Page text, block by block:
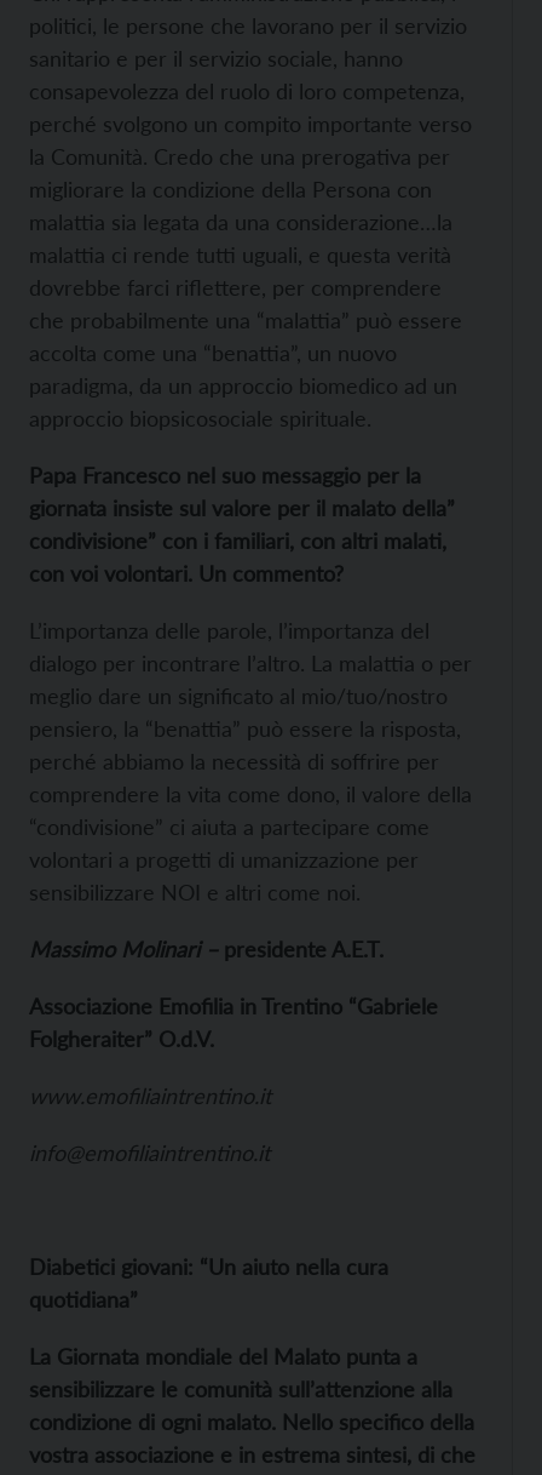
politici, le persone che lavorano per il servizio
sanitario e per il servizio sociale, hanno
consapevolezza del ruolo di loro competenza,
perché svolgono un compito importante verso
la Comunità. Credo che una prerogativa per
migliorare la condizione della Persona con
malattia sia legata da una considerazione…la
malattia ci rende tutti uguali, e questa verità
dovrebbe farci riflettere, per comprendere
che probabilmente una “malattia” può essere
accolta come una “benattia”, un nuovo
paradigma, da un approccio biomedico ad un
approccio biopsicosociale spirituale.
Papa Francesco nel suo messaggio per la
giornata insiste sul valore per il malato della”
condivisione” con i familiari, con altri malati,
con voi volontari. Un commento?
L’importanza delle parole, l’importanza del
dialogo per incontrare l’altro. La malattia o per
meglio dare un significato al mio/tuo/nostro
pensiero, la “benattia” può essere la risposta,
perché abbiamo la necessità di soffrire per
comprendere la vita come dono, il valore della
“condivisione” ci aiuta a partecipare come
volontari a progetti di umanizzazione per
sensibilizzare NOI e altri come noi.
Massimo Molinari –presidente A.E.T.
Associazione Emofilia in Trentino “Gabriele
Folgheraiter” O.d.V.
www.emofiliaintrentino.it
info@emofiliaintrentino.it
Diabetici giovani: “Un aiuto nella cura
quotidiana”
La Giornata mondiale del Malato punta a
sensibilizzare le comunità sull’attenzione alla
condizione di ogni malato. Nello specifico della
vostra associazione e in estrema sintesi, di che